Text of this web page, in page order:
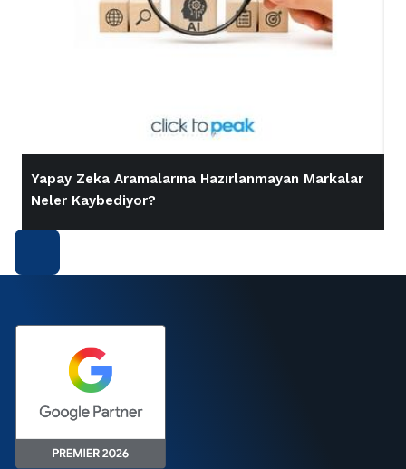
Yapay Zeka Aramalarına Hazırlanmayan Markalar
Neler Kaybediyor?